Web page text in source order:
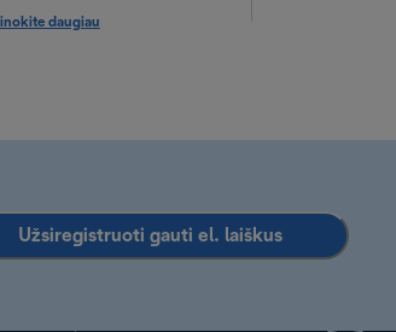
daugiau
Užsiregistruoti gauti el. laiškus